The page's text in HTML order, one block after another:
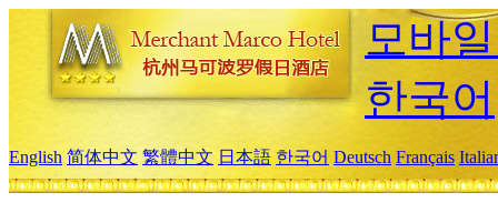
모바
한국어
English 简体中文 繁體中文 日本語 한국어 Deutsch Français